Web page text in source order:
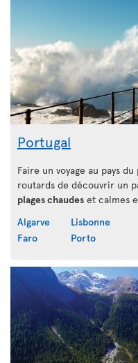
Portugal
Faire un voyage au pays
routards de découvrir un
plages chaudes et calmes
Algarve
Faro
Lisbonne
Porto